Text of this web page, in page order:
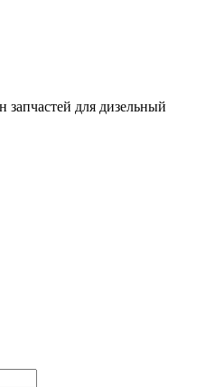
запчастей для дизельный